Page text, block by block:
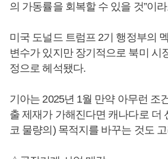
의 가동률을 회복할 수 있을 것”이
미국 도널드 트럼프 2기 행정부의
변수가 있지만 장기적으로 북미 시
정으로 헤석됐다.
기아는 2025년 1월 만약 아무런 조
출 제재가 가해진다면 캐나다로 더
코 물량의) 목적지를 바꾸는 것도